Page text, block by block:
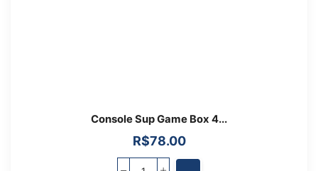
Console Sup Game Box 4...
R$78.00